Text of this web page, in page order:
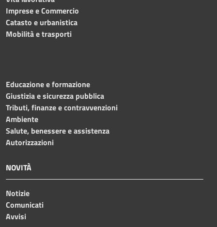
Imprese e Commercio
Catasto e urbanistica
Mobilità e trasporti
Educazione e formazione
Giustizia e sicurezza pubblica
Tributi, finanze e contravvenzioni
Ambiente
Salute, benessere e assistenza
Autorizzazioni
NOVITÀ
Notizie
Comunicati
Avvisi